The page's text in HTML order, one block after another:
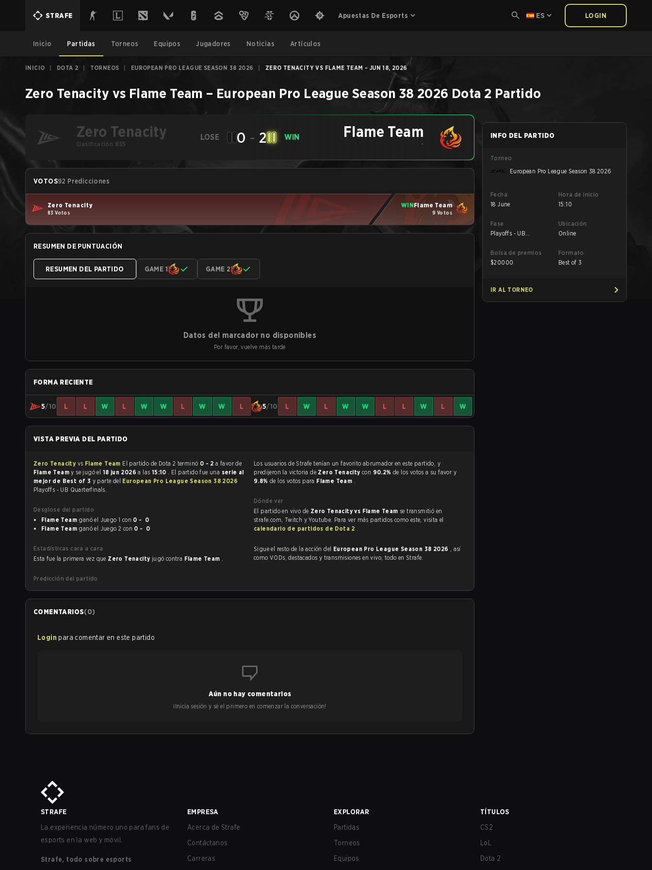
STRAFE Apuestas De Esports ES LOGIN
Inicio Partidas Torneos Equipos Jugadores Noticias Artículos
INICIO DOTA 2 TORNEOS EUROPEAN PRO LEAGUE SEASON 38 2026 ZERO TENACITY VS FLAME TEAM - JUN 18, 2026
Zero Tenacity vs Flame Team – European Pro League Season 38 2026 Dota 2 Partido
Zero Tenacity
Clasificación #35
LOSE 0 - 2 WIN Flame Team
-
VOTOS92 Predicciones
Zero Tenacity
83 Votos
WINFlame Team
9 Votos
RESUMEN DE PUNTUACIÓN
RESUMEN DEL PARTIDO GAME 1 GAME 2
Datos del marcador no disponibles
Por favor, vuelve más tarde
FORMA RECIENTE
5/10 L L W L W W L W W L 5/10 L W L W W L L W L W
VISTA PREVIA DEL PARTIDO
Zero Tenacity vs Flame Team El partido de Dota 2 terminó 0 - 2 a favor de
Flame Teamy se jugó el 18 jun 2026a las 15:10 . El partido fue una serie al
mejor de Best of 3 y parte del European Pro League Season 38 2026
Playoffs - UB Quarterfinals.
Desglose del partido
Flame Team
ganó el Juego 1 con
0 - 0
Flame Team
ganó el Juego 2 con 0 - 0
Estadísticas cara a cara
Esta fue la primera vez que Zero Tenacity jugó contra Flame Team .
Predicción del partido
Los usuarios de Strafe tenían un favorito abrumador en este partido, y
predijeron la victoria de Zero Tenacity con 90.2% de los votos a su favor y
9.8% de los votos para Flame Team .
Dónde ver
El partido en vivo de Zero Tenacity vs Flame Team se transmitió en
strafe.com, Twitch y Youtube. Para ver más partidos como este, visita el
calendario de partidos de Dota 2 .
Sigue el resto de la acción del European Pro League Season 38 2026 , así
como VODs, destacados y transmisiones en vivo, todo en Strafe.
COMENTARIOS(0)
Login para comentar en este partido
Aún no hay comentarios
¡Inicia sesión y sé el primero en comenzar la conversación!
INFO DEL PARTIDO
Torneo
European Pro League Season 38 2026
Fecha
18 June
Hora de inicio
15:10
Fase
Playoffs - UB
Ubicación
Online
Bolsa de premios
$20000
Formato
Best of 3
IR AL TORNEO
STRAFE
La experiencia número uno para fans de
esports en la web y móvil.
Strafe, todo sobre esports
EMPRESA
Acerca de Strafe
Contáctanos
Carreras
EXPLORAR
Partidas
Torneos
Equipos
TÍTULOS
CS2
LoL
Dota 2